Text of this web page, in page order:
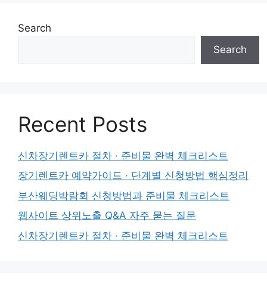
Search
Search
Recent Posts
신차장기렌트카 절차 · 준비물 완벽 체크리스트
장기렌트카 예약가이드 · 단계별 신청방법 핵심정리
부산웨딩박람회 신청방법과 준비물 체크리스트
웹사이트 상위노출 Q&A 자주 묻는 질문
신차장기렌트카 절차 · 준비물 완벽 체크리스트